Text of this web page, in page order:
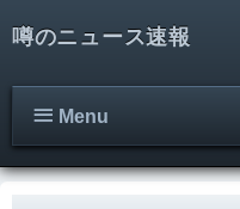
噂のニュース速報
Menu